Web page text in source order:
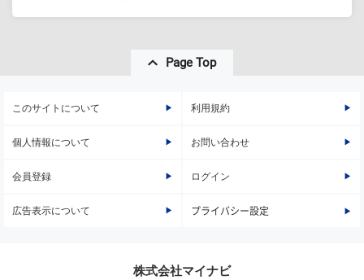
Page Top
このサイトについて 利用規約
個人情報について お問い合わせ
会員登録 ログイン
広告表示について プライバシー設定
株式会社マイナビ